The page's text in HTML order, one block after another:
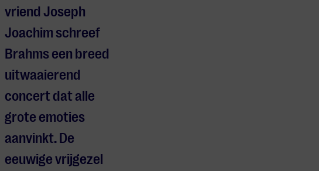
vriend Joseph
Joachim schreef
Brahms een breed
uitwaaierend
concert dat alle
grote emoties
aanvinkt. De
eeuwige vrijgezel